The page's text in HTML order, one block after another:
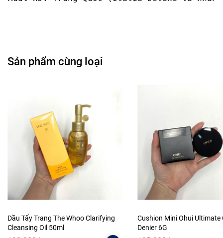
Sản phẩm cùng loại
Dầu Tẩy Trang The Whoo Clarifying
Cleansing Oil 50ml
Cushion Mini Ohui Ultimate
Denier 6G